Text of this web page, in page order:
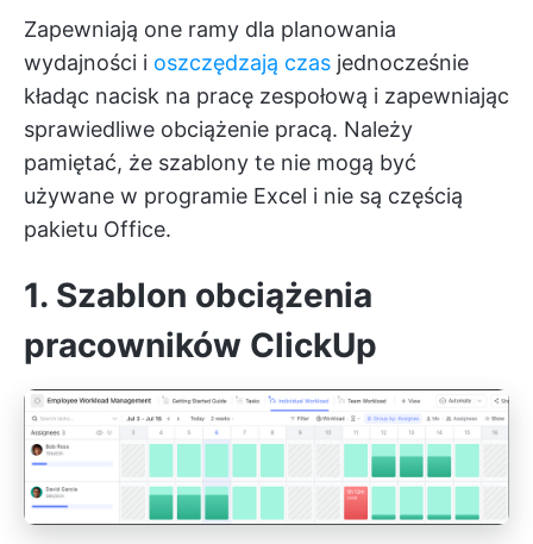
Zapewniają one ramy dla planowania
wydajności i oszczędzają czas jednocześnie
kładąc nacisk na pracę zespołową i zapewniając
sprawiedliwe obciążenie pracą. Należy
pamiętać, że szablony te nie mogą być
używane w programie Excel i nie są częścią
pakietu Office.
1. Szablon obciążenia
pracowników ClickUp